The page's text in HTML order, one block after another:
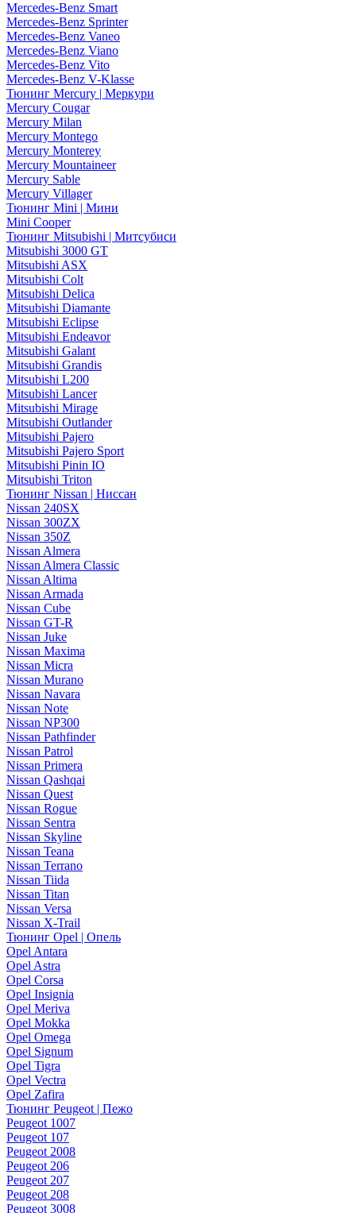
Mercedes-Benz Smart
Mercedes-Benz Sprinter
Mercedes-Benz Vaneo
Mercedes-Benz Viano
Mercedes-Benz Vito
Mercedes-Benz V-Klasse
Тюнинг Mercury | Меркури
Mercury Cougar
Mercury Milan
Mercury Montego
Mercury Monterey
Mercury Mountaineer
Mercury Sable
Mercury Villager
Тюнинг Mini | Мини
Mini Cooper
Тюнинг Mitsubishi | Митсубиси
Mitsubishi 3000 GT
Mitsubishi ASX
Mitsubishi Colt
Mitsubishi Delica
Mitsubishi Diamante
Mitsubishi Eclipse
Mitsubishi Endeavor
Mitsubishi Galant
Mitsubishi Grandis
Mitsubishi L200
Mitsubishi Lancer
Mitsubishi Mirage
Mitsubishi Outlander
Mitsubishi Pajero
Mitsubishi Pajero Sport
Mitsubishi Pinin IO
Mitsubishi Triton
Тюнинг Nissan | Ниссан
Nissan 240SX
Nissan 300ZX
Nissan 350Z
Nissan Almera
Nissan Almera Classic
Nissan Altima
Nissan Armada
Nissan Cube
Nissan GT-R
Nissan Juke
Nissan Maxima
Nissan Micra
Nissan Murano
Nissan Navara
Nissan Note
Nissan NP300
Nissan Pathfinder
Nissan Patrol
Nissan Primera
Nissan Qashqai
Nissan Quest
Nissan Rogue
Nissan Sentra
Nissan Skyline
Nissan Teana
Nissan Terrano
Nissan Tiida
Nissan Titan
Nissan Versa
Nissan X-Trail
Тюнинг Opel | Опель
Opel Antara
Opel Astra
Opel Corsa
Opel Insignia
Opel Meriva
Opel Mokka
Opel Omega
Opel Signum
Opel Tigra
Opel Vectra
Opel Zafira
Тюнинг Peugeot | Пежо
Peugeot 1007
Peugeot 107
Peugeot 2008
Peugeot 206
Peugeot 207
Peugeot 208
Peugeot 3008